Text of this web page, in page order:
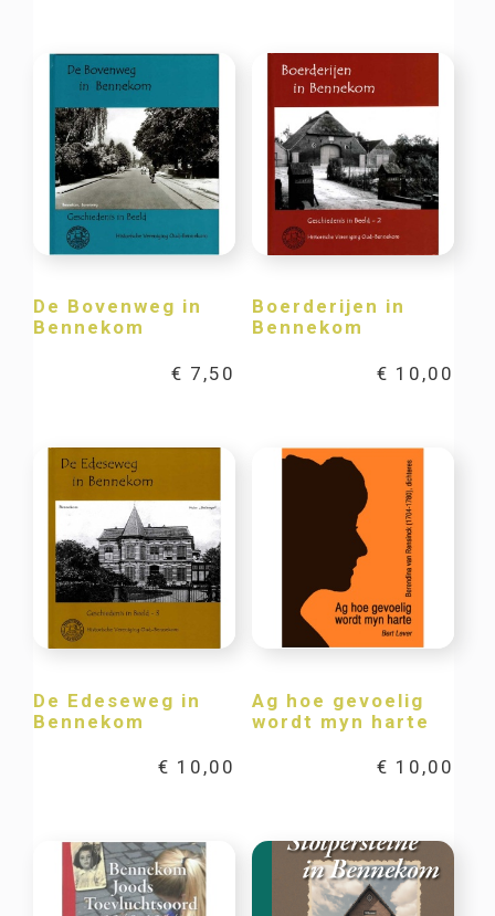
De Bovenweg in
Bennekom
€ 7,50
Boerderijen in
Bennekom
€ 10,00
De Edeseweg in
Bennekom
€ 10,00
Ag hoe gevoelig
wordt myn harte
€ 10,00